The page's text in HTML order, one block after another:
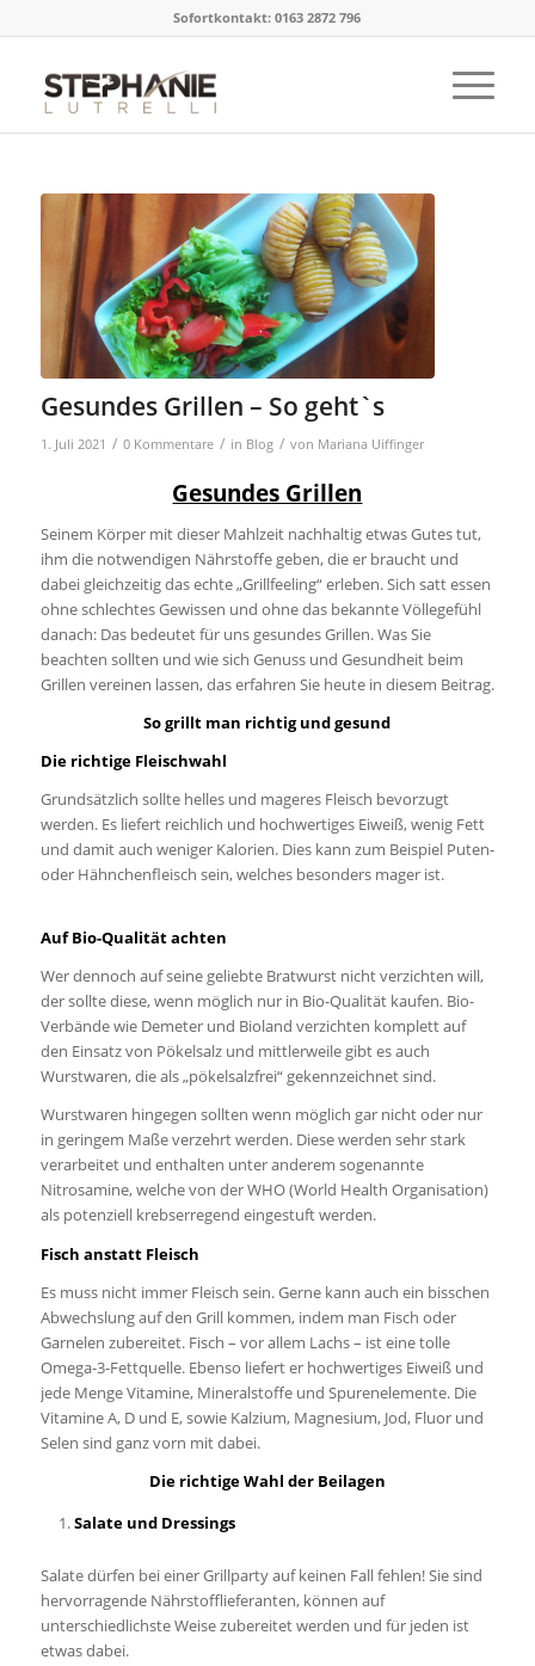
Sofortkontakt: 0163 2872 796
Gesundes Grillen – So geht`s
1. Juli 2021 / 0 Kommentare / in Blog / von Mariana Uiffinger
Gesundes Grillen
Seinem Körper mit dieser Mahlzeit nachhaltig etwas Gutes tut,
ihm die notwendigen Nährstoffe geben, die er braucht und
dabei gleichzeitig das echte „Grillfeeling“ erleben. Sich satt essen
ohne schlechtes Gewissen und ohne das bekannte Völlegefühl
danach: Das bedeutet für uns gesundes Grillen. Was Sie
beachten sollten und wie sich Genuss und Gesundheit beim
Grillen vereinen lassen, das erfahren Sie heute in diesem Beitrag.
So grillt man richtig und gesund
Die richtige Fleischwahl
Grundsätzlich sollte helles und mageres Fleisch bevorzugt
werden. Es liefert reichlich und hochwertiges Eiweiß, wenig Fett
und damit auch weniger Kalorien. Dies kann zum Beispiel Puten-
oder Hähnchenfleisch sein, welches besonders mager ist.
Auf Bio-Qualität achten
Wer dennoch auf seine geliebte Bratwurst nicht verzichten will,
der sollte diese, wenn möglich nur in Bio-Qualität kaufen. Bio-
Verbände wie Demeter und Bioland verzichten komplett auf
den Einsatz von Pökelsalz und mittlerweile gibt es auch
Wurstwaren, die als „pökelsalzfrei“ gekennzeichnet sind.
Wurstwaren hingegen sollten wenn möglich gar nicht oder nur
in geringem Maße verzehrt werden. Diese werden sehr stark
verarbeitet und enthalten unter anderem sogenannte
Nitrosamine, welche von der WHO (World Health Organisation)
als potenziell krebserregend eingestuft werden.
Fisch anstatt Fleisch
Es muss nicht immer Fleisch sein. Gerne kann auch ein bisschen
Abwechslung auf den Grill kommen, indem man Fisch oder
Garnelen zubereitet. Fisch – vor allem Lachs – ist eine tolle
Omega-3-Fettquelle. Ebenso liefert er hochwertiges Eiweiß und
jede Menge Vitamine, Mineralstoffe und Spurenelemente. Die
Vitamine A, D und E, sowie Kalzium, Magnesium, Jod, Fluor und
Selen sind ganz vorn mit dabei.
Die richtige Wahl der Beilagen
Salate und Dressings
Salate dürfen bei einer Grillparty auf keinen Fall fehlen! Sie sind
hervorragende Nährstofflieferanten, können auf
unterschiedlichste Weise zubereitet werden und für jeden ist
etwas dabei.